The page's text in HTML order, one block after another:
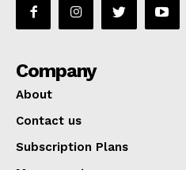
Company
About
Contact us
Subscription Plans